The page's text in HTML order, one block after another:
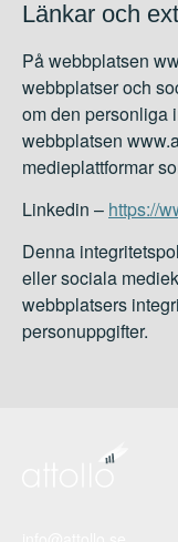
Länkar och
På webbplatsen
webbplatser och
om den personliga
webbplatsen
medieplattformar
Linkedin – https://
Denna
eller sociala
webbplatsers
personuppgifter.